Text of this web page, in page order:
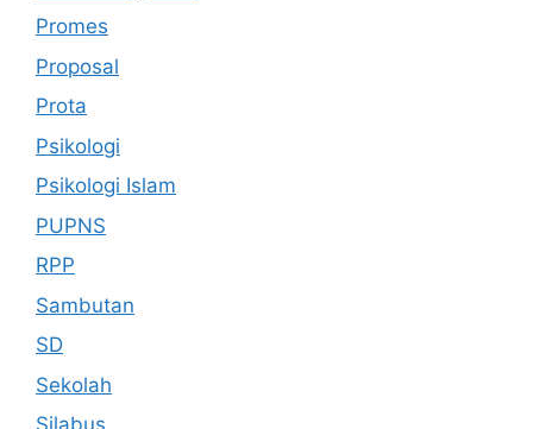
Promes
Proposal
Prota
Psikologi
Psikologi Islam
PUPNS
RPP
Sambutan
SD
Sekolah